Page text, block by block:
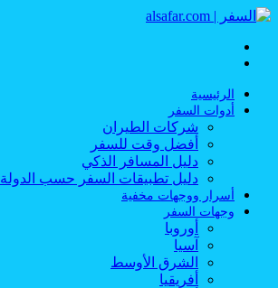
الرئيسية
أدوات السفر
شركات الطيران
أفضل وقت للسفر
دليل المسافر الذكي
دليل تطبيقات السفر حسب الدولة
أسرار ووجهات مخفية
وجهات السفر
أوروبا
آسيا
الشرق الأوسط
أفريقيا